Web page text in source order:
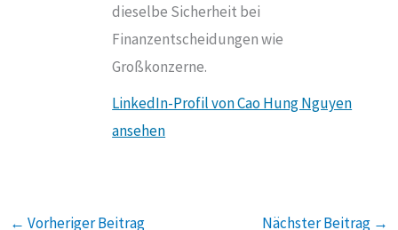
dieselbe Sicherheit bei
Finanzentscheidungen wie
Großkonzerne.
LinkedIn-Profil von Cao Hung Nguyen
ansehen
← Vorheriger Beitrag Nächster Beitrag →